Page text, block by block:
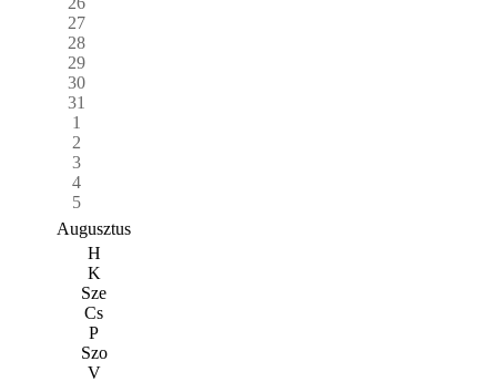
27
28
29
30
31
1
2
3
4
5
Augusztus
H
K
Sze
Cs
P
Szo
V